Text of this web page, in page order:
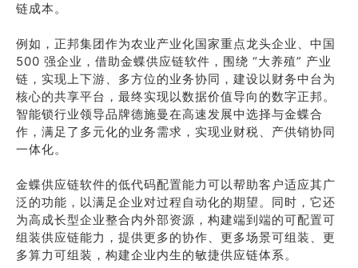
链成本。
例如，正邦集团作为农业产业化国家重点龙头企业、中国
500 强企业，借助金蝶供应链软件，围绕 “大养殖” 产业
链，实现上下游、多方位的业务协同，建设以财务中台为
核心的共享平台，最终实现以数据价值导向的数字正邦。
智能锁行业领导品牌德施曼在高速发展中选择与金蝶合
作，满足了多元化的业务需求，实现业财税、产供销协同
一体化。
金蝶供应链软件的低代码配置能力可以帮助客户适应其广
泛的功能，以满足企业对过程自动化的期望。同时，它还
为高成长型企业整合内外部资源，构建端到端的可配置可
组装供应链能力，提供更多的协作、更多场景可组装、更
多算力可组装，构建企业内生的敏捷供应链体系。